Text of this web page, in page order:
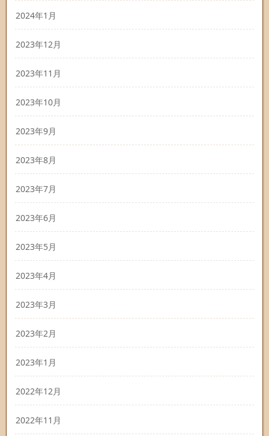
2024年1月
2023年12月
2023年11月
2023年10月
2023年9月
2023年8月
2023年7月
2023年6月
2023年5月
2023年4月
2023年3月
2023年2月
2023年1月
2022年12月
2022年11月